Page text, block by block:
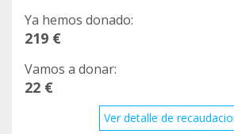
Ya hemos donado:
219 €
Vamos a donar:
22 €
Ver detalle de